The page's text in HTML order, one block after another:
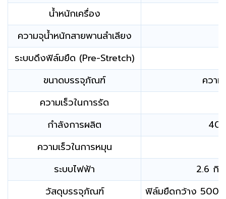
น้ำหนักเครื่อง
ความจุน้ำหนักสายพานลำเลียง
ระบบดึงฟิล์มยืด (Pre-Stretch)
ขนาดบรรจุภัณฑ์
ควา
ความเร็วในการรัด
กำลังการผลิต
ความเร็วในการหมุน
ระบบไฟฟ้า
2.6 กิ
วัสดุบรรจุภัณฑ์
ฟิล์มยืดกว้าง 500